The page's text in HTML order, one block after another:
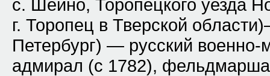
с. Шеино, Торопецкого уезда
г. Торопец в Тверской
Петербург) — русский военно-
адмирал (с 1782),